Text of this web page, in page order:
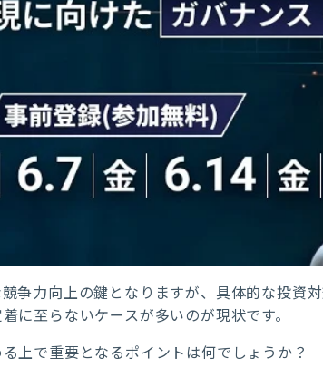
争力向上の鍵となりますが、具体的な投資
に至らないケースが多いのが現状です。
上で重要となるポイントは何でしょうか？